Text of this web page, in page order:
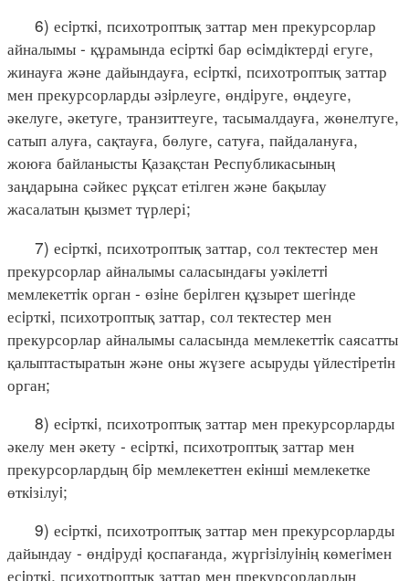
6) есiрткi, психотроптық заттар мен прекурсорлар
айналымы - құрамында есiрткi бар өсiмдiктердi егуге,
жинауға және дайындауға, есiрткi, психотроптық заттар
мен прекурсорларды әзiрлеуге, өндiруге, өңдеуге,
әкелуге, әкетуге, транзиттеуге, тасымалдауға, жөнелтуге,
сатып алуға, сақтауға, бөлуге, сатуға, пайдалануға,
жоюға байланысты Қазақстан Республикасының
заңдарына сәйкес рұқсат етілген және бақылау
жасалатын қызмет түрлері;
7) есiрткi, психотроптық заттар, сол тектестер мен
прекурсорлар айналымы саласындағы уәкiлеттi
мемлекеттiк орган - өзiне берiлген құзырет шегiнде
есiрткi, психотроптық заттар, сол тектестер мен
прекурсорлар айналымы саласында мемлекеттiк саясатты
қалыптастыратын және оны жүзеге асыруды үйлестiретiн
орган;
8) есiрткi, психотроптық заттар мен прекурсорларды
әкелу мен әкету - есiрткi, психотроптық заттар мен
прекурсорлардың бiр мемлекеттен екiншi мемлекетке
өткiзілуi;
9) есiрткi, психотроптық заттар мен прекурсорларды
дайындау - өндiрудi қоспағанда, жүргiзiлуiнiң көмегiмен
есiрткi, психотроптық заттар мен прекурсорлардың